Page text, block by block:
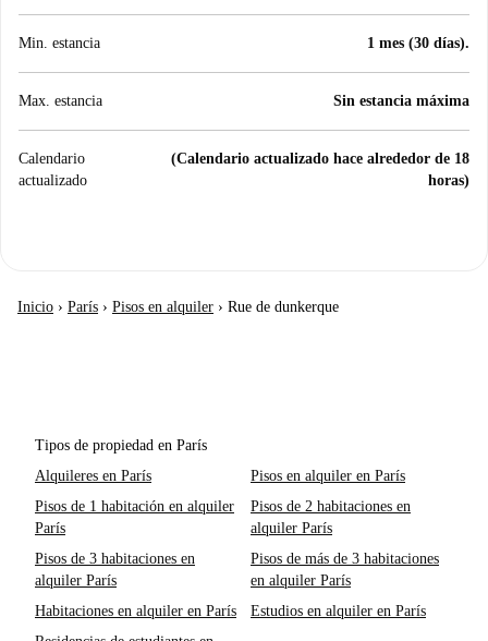
Min. estancia 1 mes (30 días).
Max. estancia Sin estancia máxima
Calendario
actualizado
(Calendario actualizado hace alrededor de 18
horas)
Inicio › París › Pisos en alquiler › Rue de dunkerque
Tipos de propiedad en París
Alquileres en París
Pisos en alquiler en París
Pisos de 1 habitación en alquiler
París
Pisos de 2 habitaciones en
alquiler París
Pisos de 3 habitaciones en
alquiler París
Pisos de más de 3 habitaciones
en alquiler París
Habitaciones en alquiler en París
Estudios en alquiler en París